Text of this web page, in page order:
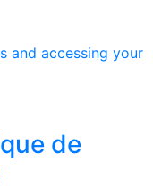
and accessing your
de